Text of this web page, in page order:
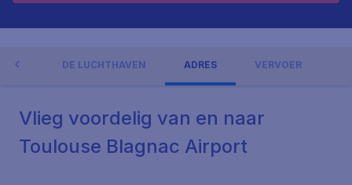
DE LUCHTHAVEN ADRES VERVOER
Vlieg voordelig van en naar
Toulouse Blagnac Airport